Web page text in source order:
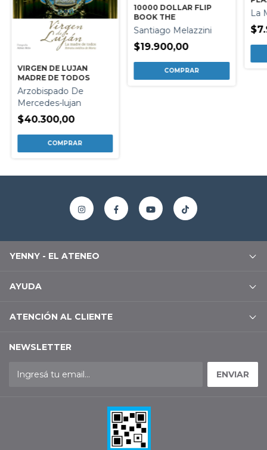
VIRGEN DE LUJAN
MADRE DE TODOS
Arzobispado De
Mercedes-lujan
$40.300,00
10000 DOLLAR FLIP
BOOK THE
Santiago Melazzini
$19.900,00
La
YENNY - EL ATENEO
AYUDA
ATENCIÓN AL CLIENTE
NEWSLETTER